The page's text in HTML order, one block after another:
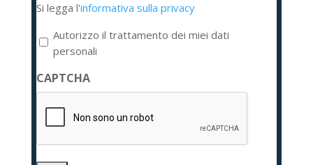
legga
l'informativa
sulla
privacy
*
Si legga l'informativa sulla privacy
Autorizzo il trattamento dei miei dati
personali
CAPTCHA